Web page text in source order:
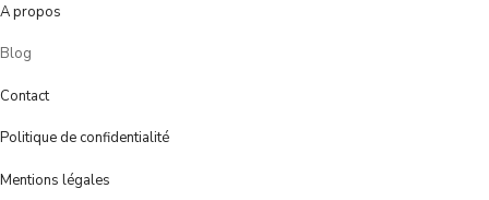
Apropos
Blog
Contact
Politique de confidentialité
Mentions légales